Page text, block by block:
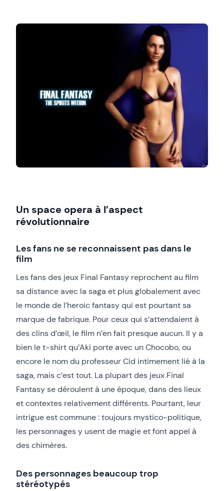
Un space opera à l’aspect
révolutionnaire
Les fans ne se reconnaissent pas dans le
film
Les fans des jeux Final Fantasy reprochent au film
sa distance avec la saga et plus globalement avec
le monde de l’heroic fantasy qui est pourtant sa
marque de fabrique. Pour ceux qui s’attendaient à
des clins d’œil, le film n’en fait presque aucun. Il y a
bien le t-shirt qu’Aki porte avec un Chocobo, ou
encore le nom du professeur Cid intimement lié à la
saga, mais c’est tout. La plupart des jeux Final
Fantasy se déroulent à une époque, dans des lieux
et contextes relativement différents. Pourtant, leur
intrigue est commune : toujours mystico-politique,
les personnages y usent de magie et font appel à
des chimères.
Des personnages beaucoup trop
stéréotypés